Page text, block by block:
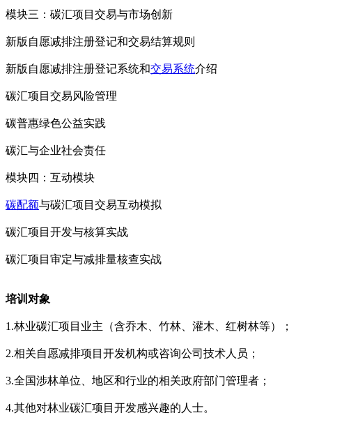
模块三：碳汇项目交易与市场创新
新版自愿减排注册登记和交易结算规则
新版自愿减排注册登记系统和交易系统介绍
碳汇项目交易风险管理
碳普惠绿色公益实践
碳汇与企业社会责任
模块四：互动模块
碳配额与碳汇项目交易互动模拟
碳汇项目开发与核算实战
碳汇项目审定与减排量核查实战
培训对象
1.林业碳汇项目业主（含乔木、竹林、灌木、红树林等）；
2.相关自愿减排项目开发机构或咨询公司技术人员；
3.全国涉林单位、地区和行业的相关政府部门管理者；
4.其他对林业碳汇项目开发感兴趣的人士。